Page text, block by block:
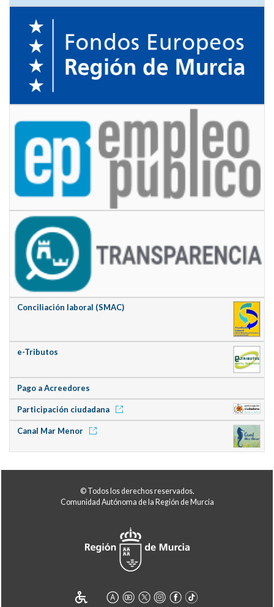
Conciliación laboral (SMAC)
e-Tributos
Pago a Acreedores
Participación ciudadana
Canal Mar Menor
© Todos los derechos reservados.
Comunidad Autónoma de la Región de Murcia